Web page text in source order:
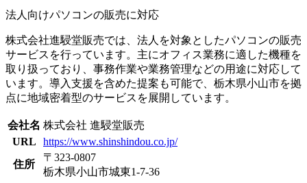
法人向けパソコンの販売に対応
株式会社進駸堂販売では、法人を対象としたパソコンの販売
サービスを行っています。主にオフィス業務に適した機種を
取り扱っており、事務作業や業務管理などの用途に対応して
います。導入支援を含めた提案も可能で、栃木県小山市を拠
点に地域密着型のサービスを展開しています。
会社名 株式会社 進駸堂販売
URL
https://www.shinshindou.co.jp/
住所
〒323-0807
栃木県小山市城東1-7-36